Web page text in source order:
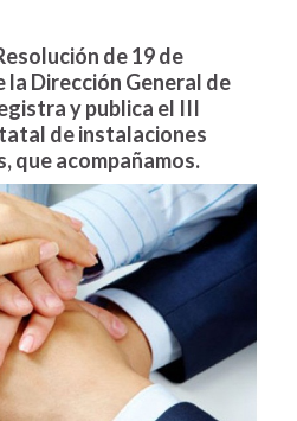
de 19 de
la Dirección General de
y publica el III
de instalaciones
que acompañamos.